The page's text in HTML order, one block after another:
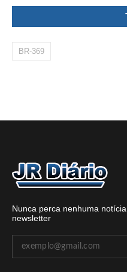
BR-369
Nunca perca nenhuma
newsletter